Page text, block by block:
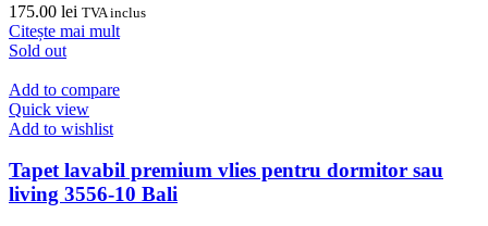
175.00 lei TVA inclus
Citește mai mult
Sold out
Add to compare
Quick view
Add to wishlist
Tapet lavabil premium vlies pentru dormitor sau
living 3556-10 Bali